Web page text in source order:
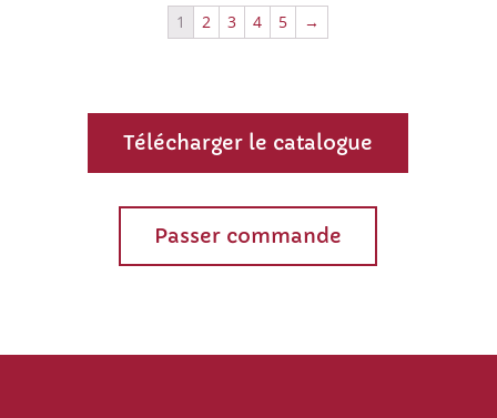
1 2 3 4 5 →
Télécharger le catalogue
Passer commande